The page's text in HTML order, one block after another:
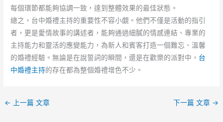
每個環節都能夠協調一致，達到整體效果的最佳狀態。
總之，台中婚禮主持的重要性不容小覷。他們不僅是活動的指引
者，更是愛情故事的講述者，能夠通過細膩的情感連結、專業的
主持能力和靈活的應變能力，為新人和賓客打造一個難忘、溫馨
的婚禮經驗。無論是在說誓詞的瞬間，還是在歡樂的派對中， 台
中婚禮主持的存在都為整個婚禮增色不少。
← 上一篇 文章 下一篇 文章 →